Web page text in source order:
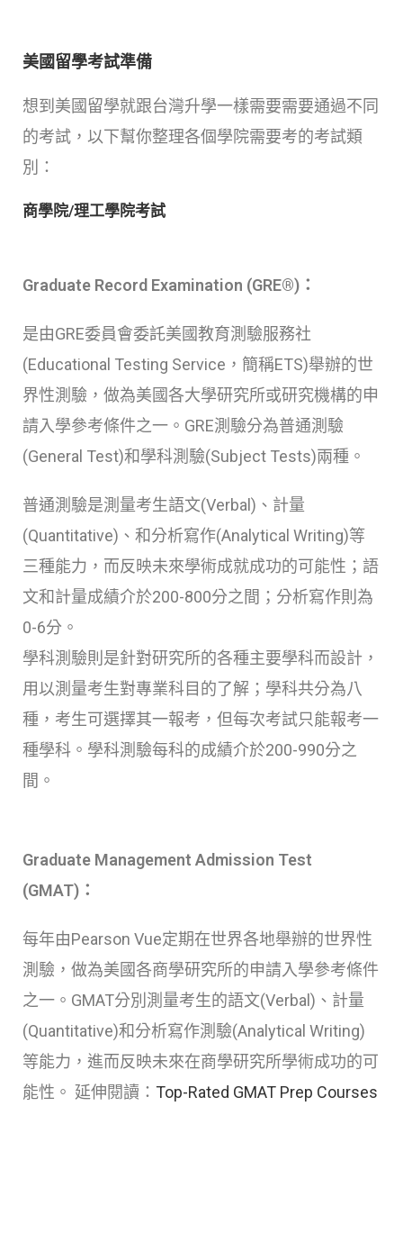
美國留學考試準備
想到美國留學就跟台灣升學一樣需要需要通過不同
的考試，以下幫你整理各個學院需要考的考試類
別：
商學院/理工學院考試
Graduate Record Examination (GRE®)：
是由GRE委員會委託美國教育測驗服務社
(Educational Testing Service，簡稱ETS)舉辦的世
界性測驗，做為美國各大學研究所或研究機構的申
請入學參考條件之一。GRE測驗分為普通測驗
(General Test)和學科測驗(Subject Tests)兩種。
普通測驗是測量考生語文(Verbal)、計量
(Quantitative)、和分析寫作(Analytical Writing)等
三種能力，而反映未來學術成就成功的可能性；語
文和計量成績介於200-800分之間；分析寫作則為
0-6分。
學科測驗則是針對研究所的各種主要學科而設計，
用以測量考生對專業科目的了解；學科共分為八
種，考生可選擇其一報考，但每次考試只能報考一
種學科。學科測驗每科的成績介於200-990分之
間。
Graduate Management Admission Test
(GMAT)：
每年由Pearson Vue定期在世界各地舉辦的世界性
測驗，做為美國各商學研究所的申請入學參考條件
之一。GMAT分別測量考生的語文(Verbal)、計量
(Quantitative)和分析寫作測驗(Analytical Writing)
等能力，進而反映未來在商學研究所學術成功的可
能性。 延伸閱讀： Top-Rated GMAT Prep Courses